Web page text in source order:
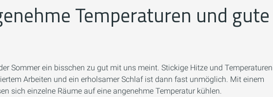
Temperaturen und gute
Sommer ein bisschen zu gut mit uns meint. Stickige Hitze und
Arbeiten und ein erholsamer Schlaf ist dann fast unmöglich. Mit einem
sich einzelne Räume auf eine angenehme Temperatur kühlen.